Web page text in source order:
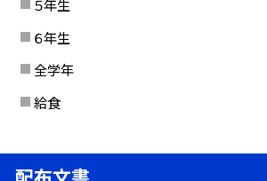
５年生
６年生
全学年
給食